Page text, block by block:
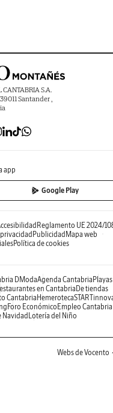
S.A.
Santander ,
app
Google Play
Reglamento UE 2024/
PublicidadMapa web
Política de cookies
DModaAgenda CantabriaPlayas
en CantabriaDe tiendas
CantabriaHemeroteca
Foro EconómicoEmpleo Cantabria
NavidadLotería del Niño
Webs de Vocento